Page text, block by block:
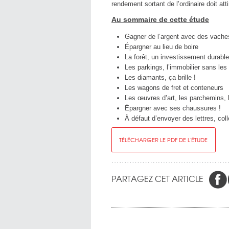
rendement sortant de l’ordinaire doit
Au sommaire de cette étude
Gagner de l’argent avec des
Épargner au lieu de boire
La forêt, un investissement
Les parkings, l’immobilier sans
Les diamants, ça brille !
Les wagons de fret et conteneurs
Les œuvres d’art, les parchemins,
Épargner avec ses chaussures !
À défaut d’envoyer des lettres,
TÉLÉCHARGER LE PDF DE L'ÉTUDE
PARTAGEZ CET ARTICLE